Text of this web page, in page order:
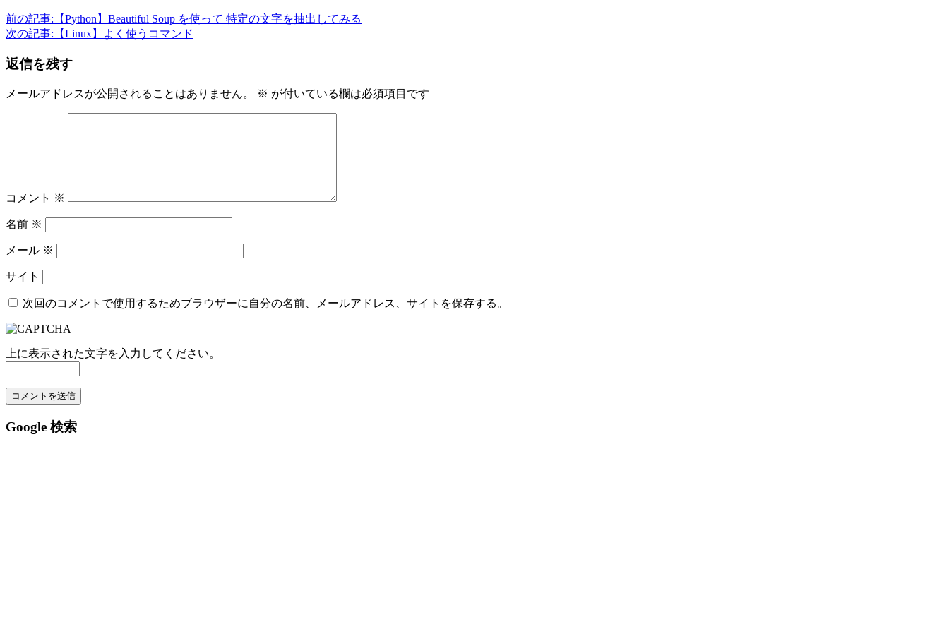
前の記事: 【Python】Beautiful Soup を使って 特定の文字を抽出してみる
次の記事: 【Linux】よく使うコマンド
返信を残す
メールアドレスが公開されることはありません。 ※ が付いている欄は必須項目です
コメント ※
名前 ※
メール ※
サイト
次回のコメントで使用するためブラウザーに自分の名前、メールアドレス、サイトを保存する。
上に表示された文字を入力してください。
Google 検索